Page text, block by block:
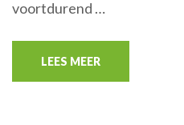
voortdurend …
LEES MEER